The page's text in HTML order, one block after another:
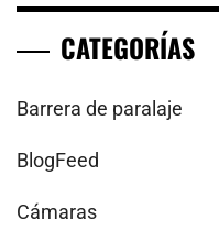
CATEGORÍAS
Barrera de paralaje
BlogFeed
Cámaras